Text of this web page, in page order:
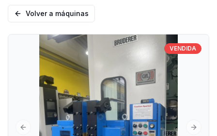
Volver a máquinas
Previous slide Next
VENDIDA